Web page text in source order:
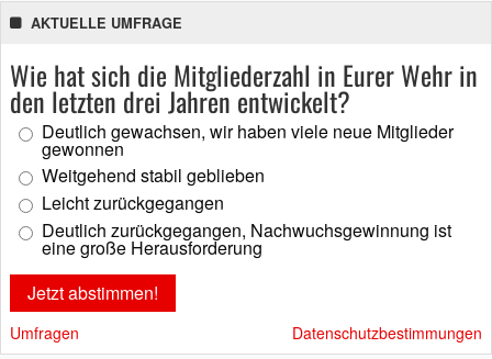
AKTUELLE UMFRAGE
Wie hat sich die Mitgliederzahl in Eurer Wehr in
den letzten drei Jahren entwickelt?
Deutlich gewachsen, wir haben viele neue Mitglieder
gewonnen
Weitgehend stabil geblieben
Leicht zurückgegangen
Deutlich zurückgegangen, Nachwuchsgewinnung ist
eine große Herausforderung
Umfragen Datenschutzbestimmungen